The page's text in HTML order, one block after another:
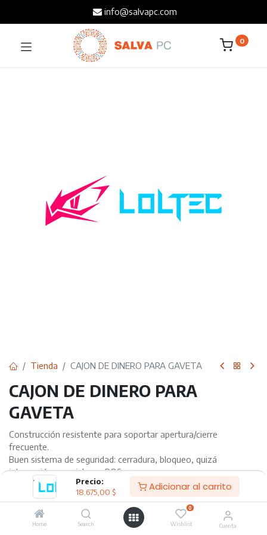
Precio:
18.675,00 $ Adicionar al carrito
Home Search
0
Wishlist Cuenta
info@salvapc.com
0
Tienda CAJON DE DINERO PARA GAVETA
CAJON DE DINERO PARA
GAVETA
Construcción resistente para soportar apertura/cierre
frecuente.
Buen sistema de seguridad: cerradura, bloqueo, quizá
integración con sistema POS.
Organización interna adecuada: compartimentos para billetes y
monedas, bandejas removibles, etc.
Compatibilidad con tu sistema (impresora, POS, conexión RJ-
12/RJ-11 u otro) si lo vas a automatizar.